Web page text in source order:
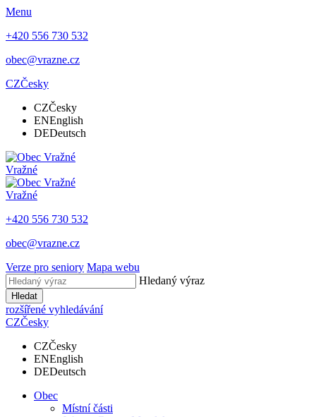
Menu
+420 556 730 532
obec@vrazne.cz
CZČesky
CZČesky
ENEnglish
DEDeutsch
Vražné
Vražné
+420 556 730 532
obec@vrazne.cz
Verze pro seniory Mapa webu
Hledaný výraz
Hledat
rozšířené vyhledávání
CZČesky
CZČesky
ENEnglish
DEDeutsch
Obec
Místní části